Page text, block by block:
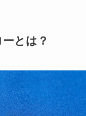
とは？